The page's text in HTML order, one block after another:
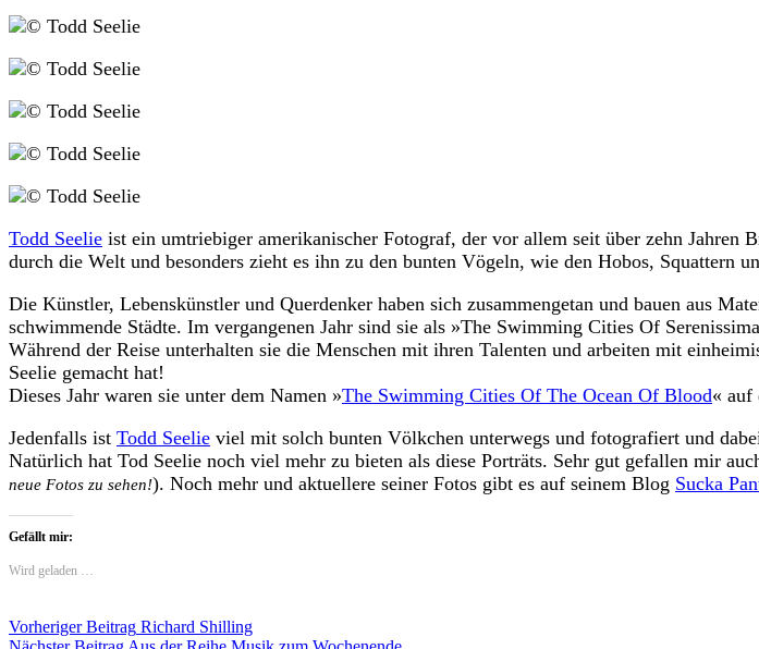
Todd Seelie ist ein umtriebiger amerikanischer Fotograf, der vor allem seit über zehn
durch die Welt und besonders zieht es ihn zu den bunten Vögeln, wie den Hobos, Squattern
Die Künstler, Lebenskünstler und Querdenker haben sich zusammengetan und bauen aus
schwimmende Städte. Im vergangenen Jahr sind sie als »The Swimming Cities Of
Während der Reise unterhalten sie die Menschen mit ihren Talenten und arbeiten mit
Seelie gemacht hat!
Dieses Jahr waren sie unter dem Namen »The Swimming Cities Of The Ocean Of Blood« auf
Jedenfalls ist Todd Seelie viel mit solch bunten Völkchen unterwegs und fotografiert und
Natürlich hat Tod Seelie noch viel mehr zu bieten als diese Porträts. Sehr gut gefallen mir
neue Fotos zu sehen!). Noch mehr und aktuellere seiner Fotos gibt es auf seinem Blog Sucka
Gefällt mir:
Wird geladen …
Beitragsnavigation
Vorheriger Beitrag Richard Shilling